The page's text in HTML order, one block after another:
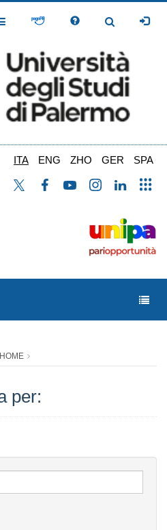
Toggle
ITA ENG ZHO GER SPA
HOME
per: